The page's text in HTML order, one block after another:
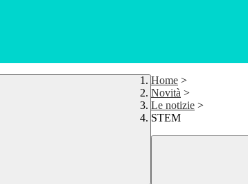
Home >
Novità >
Le notizie >
STEM